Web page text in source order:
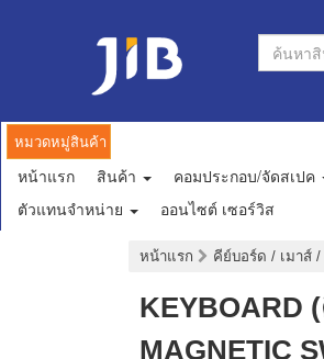
หมวดหมู่สินค้า
หน้าแรก สินค้า คอมประกอบ/จัดสเปค
ตัวแทนจำหน่าย
ออนไซต์ เซอร์วิส
หน้าแรก คีย์บอร์ด / เมาส์ /
KEYBOARD
MAGNETIC